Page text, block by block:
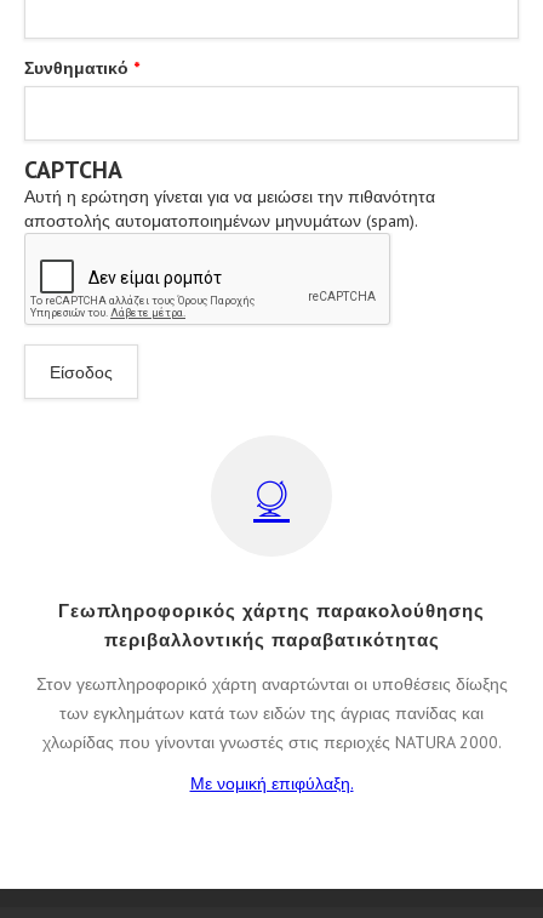
Συνθηματικό *
CAPTCHA
Αυτή η ερώτηση γίνεται για να μειώσει την πιθανότητα
αποστολής αυτοματοποιημένων μηνυμάτων (spam).
Γεωπληροφορικός χάρτης παρακολούθησης
περιβαλλοντικής παραβατικότητας
Στον γεωπληροφορικό χάρτη αναρτώνται οι υποθέσεις δίωξης
των εγκλημάτων κατά των ειδών της άγριας πανίδας και
χλωρίδας που γίνονται γνωστές στις περιοχές NATURA 2000.
Με νομική επιφύλαξη.